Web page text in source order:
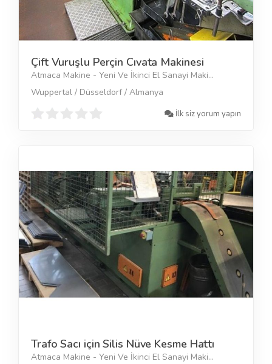
Çift Vuruşlu Perçin Cıvata Makinesi
Atmaca Makine - Yeni Ve İkinci El Sanayi Maki...
Wuppertal / Düsseldorf / Almanya
İlk siz yorum yapın
Trafo Sacı için Silis Nüve Kesme Hattı
Atmaca Makine - Yeni Ve İkinci El Sanayi Maki...